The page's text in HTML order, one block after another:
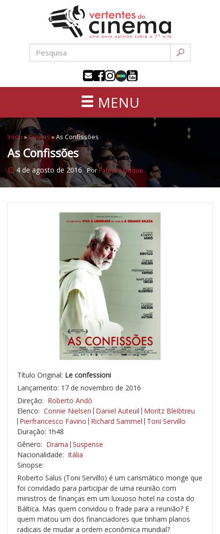
conteúdo
sétima
MENU
Início »Críticas »As Confissões
As Confissões
4 de agosto de 2016 PorFabricio Duque
Título Original: Le confessioni
Lançamento: 17 de novembro de 2016
Direção: Roberto Andò
Elenco: Connie Nielsen Daniel Auteuil Moritz Bleibtreu
Pierfrancesco Favino Richard Sammel Toni Servillo
Duração: 1h48
Gênero: Drama Suspense
Nacionalidade: Itália
Sinopse:
Roberto Salus (Toni Servillo) é um carismático monge que
foi convidado para participar de uma reunião com
ministros de finanças em um luxuoso hotel na costa do
Báltica. Mas quem convidou o frade para a reunião? E
quem matou um dos financiadores que tinham planos
radicais de mudar a ordem econômica mundial?